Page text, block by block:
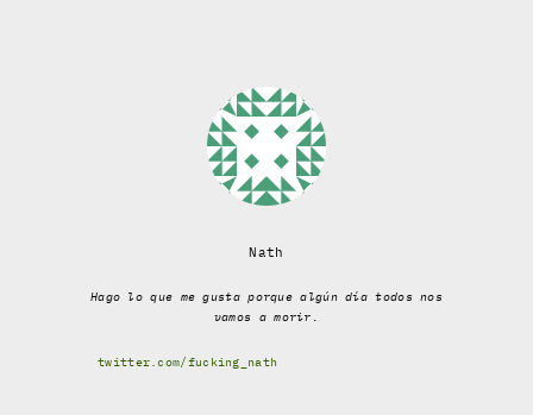
Nath
Hago lo que me gusta porque algún día todos nos
vamos a morir.
twitter.com/fucking_nath